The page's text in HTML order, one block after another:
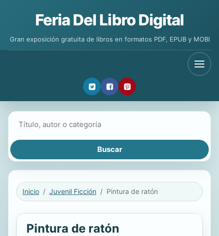
Feria Del Libro Digital
Gran exposición gratuita de libros en formatos PDF, EPUB y MOBI
Inicio Juvenil Ficción Pintura de ratón
Pintura de ratón